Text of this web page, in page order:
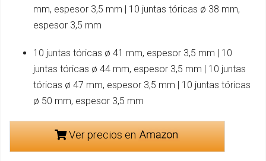
mm, espesor 3,5 mm | 10 juntas tóricas ø 38 mm,
espesor 3,5 mm
10 juntas tóricas ø 41 mm, espesor 3,5 mm | 10
juntas tóricas ø 44 mm, espesor 3,5 mm | 10 juntas
tóricas ø 47 mm, espesor 3,5 mm | 10 juntas tóricas
ø 50 mm, espesor 3,5 mm
Ver precios en